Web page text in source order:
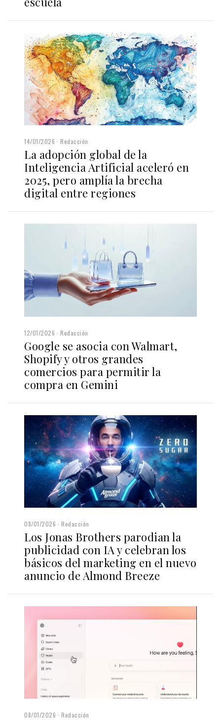
14/01/2026 Redacción
La adopción global de la
Inteligencia Artificial aceleró en
2025, pero amplía la brecha
digital entre regiones
12/01/2026 Redacción
Google se asocia con Walmart,
Shopify y otros grandes
comercios para permitir la
compra en Gemini
08/01/2026 Redacción
Los Jonas Brothers parodian la
publicidad con IA y celebran los
básicos del marketing en el nuevo
anuncio de Almond Breeze
08/01/2026 Redacción